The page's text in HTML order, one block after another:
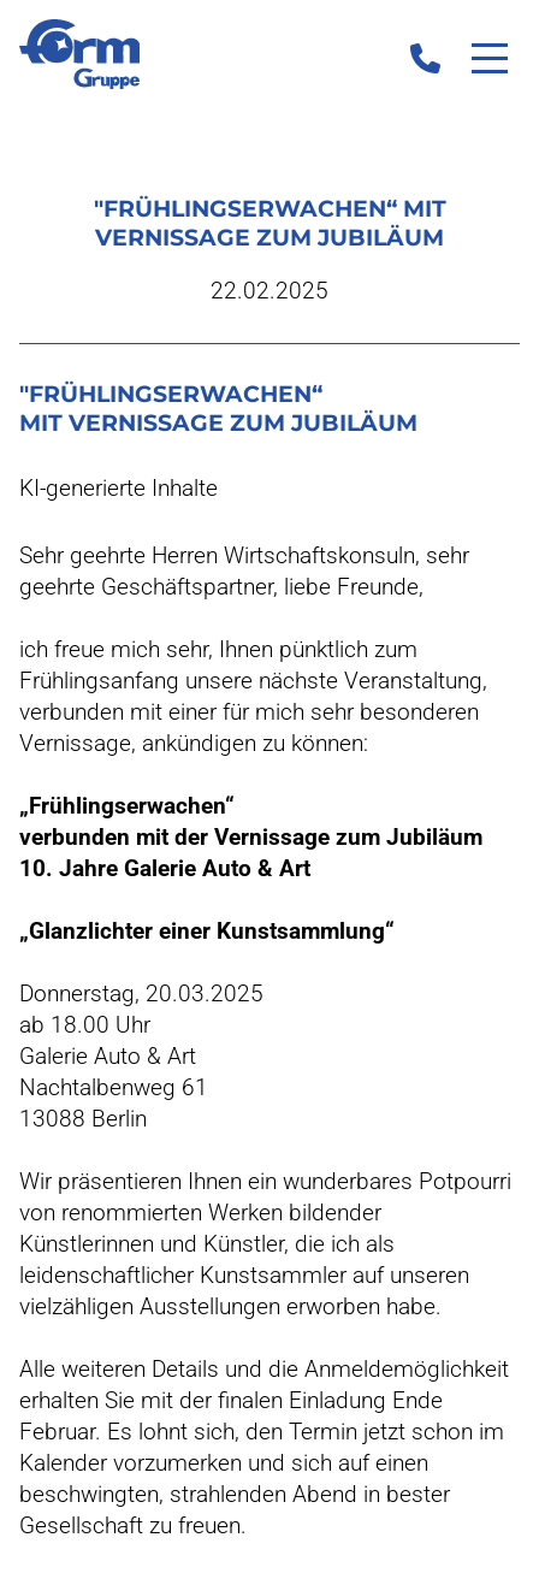
"FRÜHLINGSERWACHEN“ MIT
VERNISSAGE ZUM JUBILÄUM
22.02.2025
"FRÜHLINGSERWACHEN“
MIT VERNISSAGE ZUM JUBILÄUM
KI-generierte Inhalte
Sehr geehrte Herren Wirtschaftskonsuln, sehr
geehrte Geschäftspartner, liebe Freunde,
ich freue mich sehr, Ihnen pünktlich zum
Frühlingsanfang unsere nächste Veranstaltung,
verbunden mit einer für mich sehr besonderen
Vernissage, ankündigen zu können:
„Frühlingserwachen“
verbunden mit der Vernissage zum Jubiläum
10. Jahre Galerie Auto & Art
„Glanzlichter einer Kunstsammlung“
Donnerstag, 20.03.2025
ab 18.00 Uhr
Galerie Auto & Art
Nachtalbenweg 61
13088 Berlin
Wir präsentieren Ihnen ein wunderbares Potpourri
von renommierten Werken bildender
Künstlerinnen und Künstler, die ich als
leidenschaftlicher Kunstsammler auf unseren
vielzähligen Ausstellungen erworben habe.
Alle weiteren Details und die Anmeldemöglichkeit
erhalten Sie mit der finalen Einladung Ende
Februar. Es lohnt sich, den Termin jetzt schon im
Kalender vorzumerken und sich auf einen
beschwingten, strahlenden Abend in bester
Gesellschaft zu freuen.